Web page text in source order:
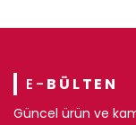
E- BÜLTEN
Güncel ürün ve